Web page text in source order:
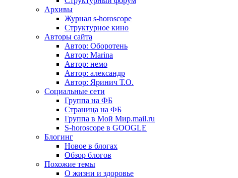
Архивы
Журнал s-horoscope
Структурное кино
Авторы сайта
Автор: Оборотень
Автор: Marina
Автор: немo
Автор: александр
Автор: Яринич Т.О.
Социальные сети
Группа на ФБ
Страница на ФБ
Группа в Мой Мир.mail.ru
S-horoscope в GOOGLE
Блогинг
Новое в блогах
Обзор блогов
Похожие темы
О жизни и здоровье